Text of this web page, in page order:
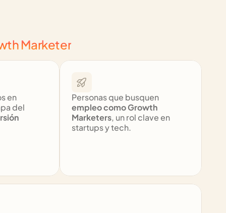
Marketer
en
Personas que busquen
empleo como Growth
Marketers, un rol clave en
startups y tech.